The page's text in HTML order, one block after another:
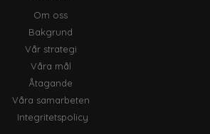
Om oss
Bakgrund
Vår strategi
Våra mål
Åtagande
Våra samarbeten
Integritetspolicy